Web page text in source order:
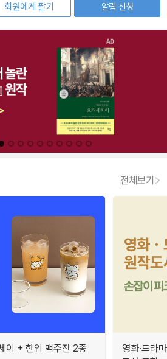
회원에게 팔기
알림 신청
전체보기
이 + 한입 맥주잔 2종
영화·드라